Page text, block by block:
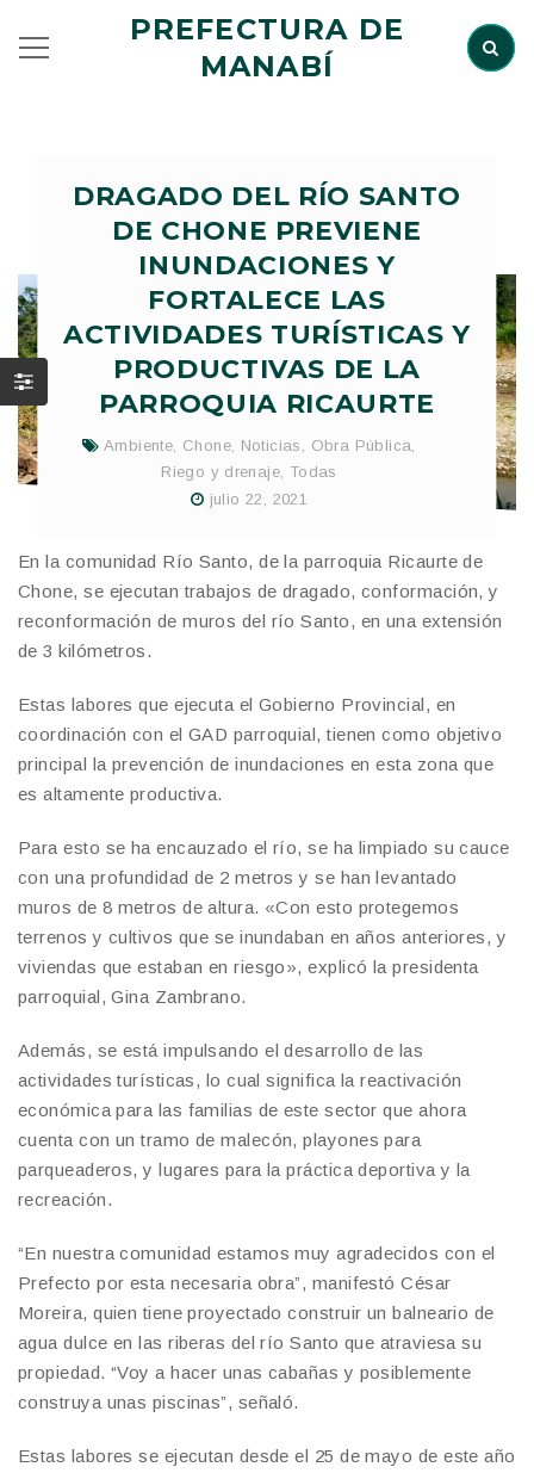
PREFECTURA DE
MANABÍ
DRAGADO DEL RÍO SANTO
DE CHONE PREVIENE
INUNDACIONES Y
FORTALECE LAS
ACTIVIDADES TURÍSTICAS Y
PRODUCTIVAS DE LA
PARROQUIA RICAURTE
Ambiente, Chone, Noticias , Obra Pública,
Riego y drenaje, Todas
julio 22, 2021
En la comunidad Río Santo, de la parroquia Ricaurte de
Chone, se ejecutan trabajos de dragado, conformación, y
reconformación de muros del río Santo, en una extensión
de 3 kilómetros.
Estas labores que ejecuta el Gobierno Provincial, en
coordinación con el GAD parroquial, tienen como objetivo
principal la prevención de inundaciones en esta zona que
es altamente productiva.
Para esto se ha encauzado el río, se ha limpiado su cauce
con una profundidad de 2 metros y se han levantado
muros de 8 metros de altura. «Con esto protegemos
terrenos y cultivos que se inundaban en años anteriores, y
viviendas que estaban en riesgo», explicó la presidenta
parroquial, Gina Zambrano.
Además, se está impulsando el desarrollo de las
actividades turísticas, lo cual significa la reactivación
económica para las familias de este sector que ahora
cuenta con un tramo de malecón, playones para
parqueaderos, y lugares para la práctica deportiva y la
recreación.
“En nuestra comunidad estamos muy agradecidos con el
Prefecto por esta necesaria obra”, manifestó César
Moreira, quien tiene proyectado construir un balneario de
agua dulce en las riberas del río Santo que atraviesa su
propiedad. “Voy a hacer unas cabañas y posiblemente
construya unas piscinas”, señaló.
Estas labores se ejecutan desde el 25 de mayo de este año